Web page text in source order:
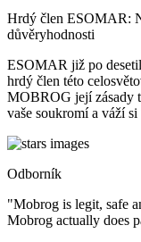
Hrdý člen ESOMAR:
důvěryhodnosti
ESOMAR již po
hrdý člen této
MOBROG její zásady
vaše soukromí a váží
Odborník
"Mobrog is legit, safe
Mobrog actually does